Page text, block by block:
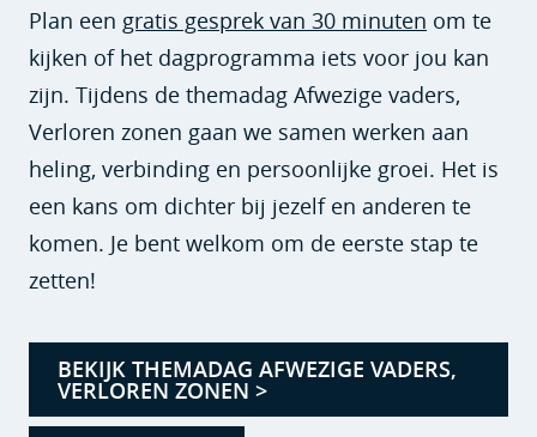
Plan een gratis gesprek van 30 minuten om te
kijken of het dagprogramma iets voor jou kan
zijn. Tijdens de themadag Afwezige vaders,
Verloren zonen gaan we samen werken aan
heling, verbinding en persoonlijke groei. Het is
een kans om dichter bij jezelf en anderen te
komen. Je bent welkom om de eerste stap te
zetten!
BEKIJK THEMADAG AFWEZIGE VADERS,
VERLOREN ZONEN >